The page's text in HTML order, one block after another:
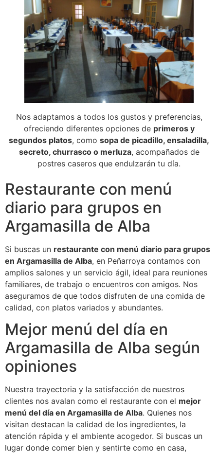
Nos adaptamos a todos los gustos y preferencias,
ofreciendo diferentes opciones de primeros y
segundos platos, como sopa de picadillo, ensaladilla,
secreto, churrasco o merluza, acompañados de
postres caseros que endulzarán tu día.
Restaurante con menú
diario para grupos en
Argamasilla de Alba
Si buscas un restaurante con menú diario para grupos
en Argamasilla de Alba, en Peñarroya contamos con
amplios salones y un servicio ágil, ideal para reuniones
familiares, de trabajo o encuentros con amigos. Nos
aseguramos de que todos disfruten de una comida de
calidad, con platos variados y abundantes.
Mejor menú del día en
Argamasilla de Alba según
opiniones
Nuestra trayectoria y la satisfacción de nuestros
clientes nos avalan como el restaurante con el mejor
menú del día en Argamasilla de Alba. Quienes nos
visitan destacan la calidad de los ingredientes, la
atención rápida y el ambiente acogedor. Si buscas un
lugar donde comer bien y sentirte como en casa,